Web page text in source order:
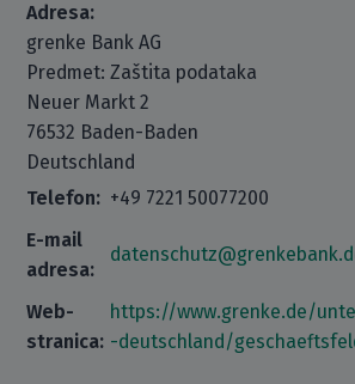
Adresa:
grenke Bank AG
Predmet: Zaštita podataka
Neuer Markt 2
76532 Baden-Baden
Deutschland
Telefon: +49 7221 50077200
E-mail
adresa:
Web-
stranica:
https://www.grenke.de/
-deutschland/